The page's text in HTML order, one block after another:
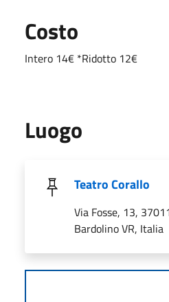
Costo
Intero 14€ *Ridotto 12€
Luogo
Teatro Corallo
Via Fosse, 13,
Bardolino VR, Italia